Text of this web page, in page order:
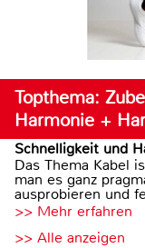
Topthema:
Harmonie +
Schnelligkeit und
Das Thema Kabel
man es ganz
ausprobieren und
>> Mehr erfahren
>> Alle anzeigen